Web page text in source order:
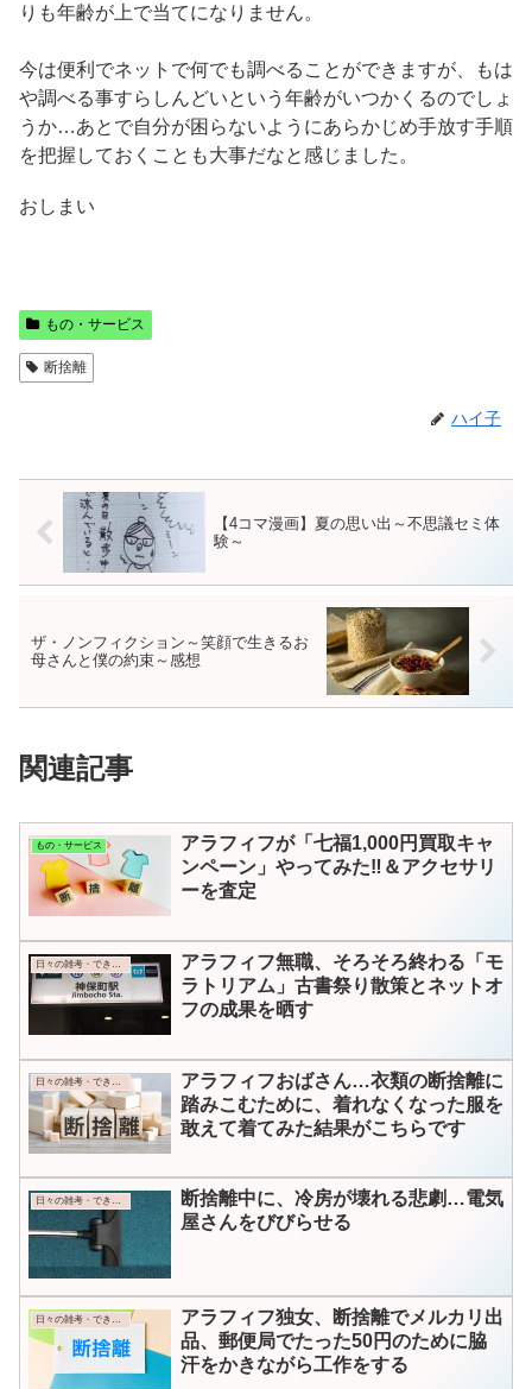
りも年齢が上で当てになりません。
今は便利でネットで何でも調べることができますが、もは
や調べる事すらしんどいという年齢がいつかくるのでしょ
うか…あとで自分が困らないようにあらかじめ手放す手順
を把握しておくことも大事だなと感じました。
おしまい
もの・サービス
断捨離
ハイ子
【4コマ漫画】夏の思い出～不思議セミ体
験～
ザ・ノンフィクション～笑顔で生きるお
母さんと僕の約束～感想
関連記事
もの・サービス
アラフィフが「七福1,000円買取キャ
ンペーン」やってみた‼＆アクセサリ
ーを査定
アラフィフ無職、そろそろ終わる「モ
ラトリアム」古書祭り散策とネットオ
フの成果を晒す
日々の雑考・できごと
アラフィフおばさん…衣類の断捨離に
踏みこむために、着れなくなった服を
敢えて着てみた結果がこちらです
日々の雑考・できごと
断捨離中に、冷房が壊れる悲劇…電気
屋さんをびびらせる
アラフィフ独女、断捨離でメルカリ出
品、郵便局でたった50円のために脇
汗をかきながら工作をする